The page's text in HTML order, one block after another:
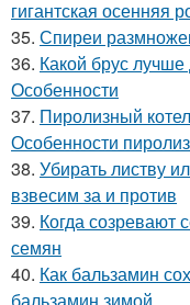
гигантская осенняя
35. Спиреи
36. Какой брус
Особенности
37. Пиролизный
Особенности
38. Убирать листву
взвесим за и против
39. Когда созревают
семян
40. Как бальзамин
бальзамин зимой